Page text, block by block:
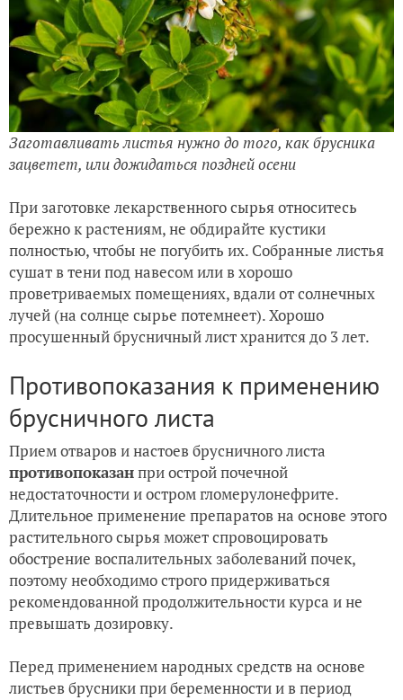
Заготавливать листья нужно до того, как брусника
зацветет, или дожидаться поздней осени
При заготовке лекарственного сырья относитесь
бережно к растениям, не обдирайте кустики
полностью, чтобы не погубить их. Собранные листья
сушат в тени под навесом или в хорошо
проветриваемых помещениях, вдали от солнечных
лучей (на солнце сырье потемнеет). Хорошо
просушенный брусничный лист хранится до 3 лет.
Противопоказания к применению
брусничного листа
Прием отваров и настоев брусничного листа
противопоказанпри острой почечной
недостаточности и остром гломерулонефрите.
Длительное применение препаратов на основе этого
растительного сырья может спровоцировать
обострение воспалительных заболеваний почек,
поэтому необходимо строго придерживаться
рекомендованной продолжительности курса и не
превышать дозировку.
Перед применением народных средств на основе
листьев брусники при беременности и в период